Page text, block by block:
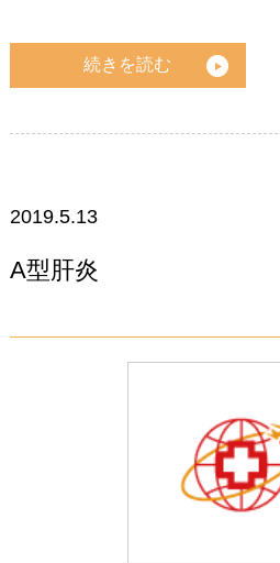
続きを読む
2019.5.13
A型肝炎